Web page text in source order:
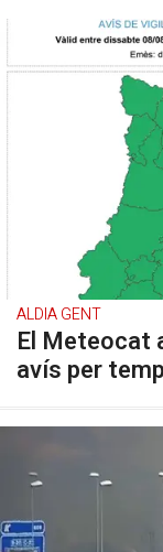
ALDIA GENT
El Meteocat
avís per